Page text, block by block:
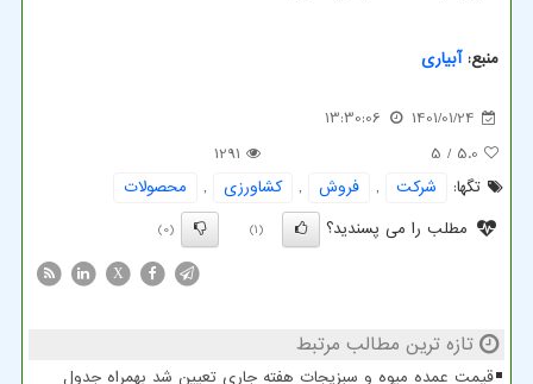
منبع:آبیاری
1401/01/24
13:30:06
5.0
/ 5
1291
تگها:
شركت , فروش , كشاورزی ,
محصولات
مطلب را می پسندید؟
(1)
(0)
X
تازه ترین مطالب مرتبط
قیمت عمده میوه و سبزیجات هفته جاری تعیین شد بهمراه جدول